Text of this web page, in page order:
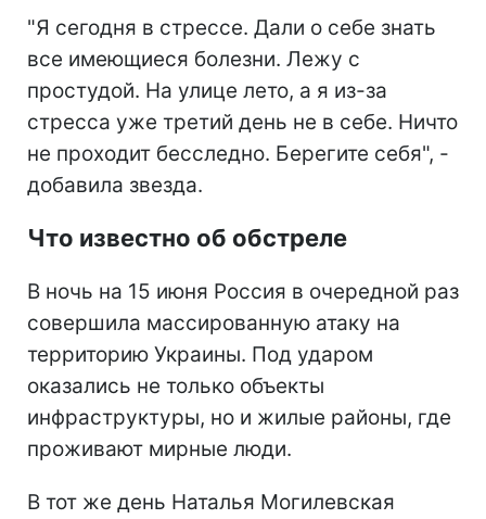
"Я сегодня в стрессе. Дали о себе знать
все имеющиеся болезни. Лежу с
простудой. На улице лето, а я из-за
стресса уже третий день не в себе. Ничто
не проходит бесследно. Берегите себя", -
добавила звезда.
Что известно об обстреле
В ночь на 15 июня Россия в очередной раз
совершила массированную атаку на
территорию Украины. Под ударом
оказались не только объекты
инфраструктуры, но и жилые районы, где
проживают мирные люди.
В тот же день Наталья Могилевская